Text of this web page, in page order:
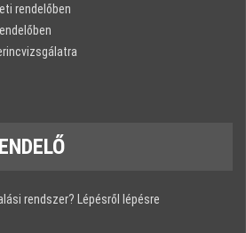
rendelőben
rendszer? Lépésről lépésre